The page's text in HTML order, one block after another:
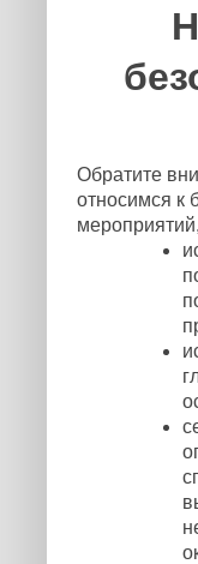
Обратите
относимся к